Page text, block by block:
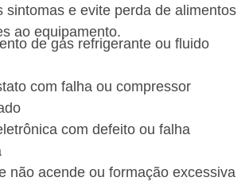
sintomas e evite perda de alimentos
ao equipamento.
de gás refrigerante ou fluido
com falha ou compressor
com defeito ou falha
não acende ou formação excessiva